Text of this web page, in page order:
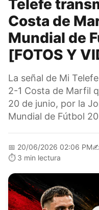
Telefe
Costa de
Mundial de
[FOTOS Y
La señal de Mi
2-1 Costa de Marfil
20 de junio, por la
Mundial de Fútbol
📅 20/06/2026 02:06 PM
⏱️ 3 min lectura